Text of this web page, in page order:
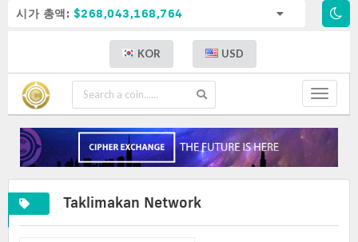
시가 총액: $268,043,168,764
KOR USD
Toggle
Taklimakan Network